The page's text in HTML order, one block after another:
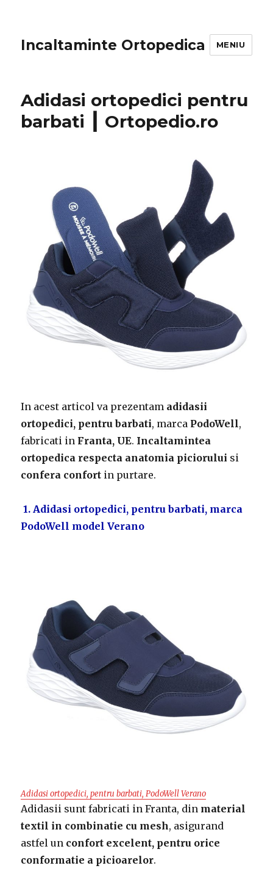
Incaltaminte Ortopedica MENIU
Adidasi ortopedici pentru
barbati ┃ Ortopedio.ro
In acest articol va prezentam adidasii
ortopedici, pentru barbati, marca PodoWell,
fabricati in Franta, UE. Incaltamintea
ortopedica respecta anatomia piciorului si
confera confort in purtare.
1. Adidasi ortopedici, pentru barbati, marca
PodoWell model Verano
Adidasi ortopedici, pentru barbati, PodoWell Verano
Adidasii sunt fabricati in Franta, din material
textil in combinatie cu mesh, asigurand
astfel un confort excelent, pentru orice
conformatie a picioarelor.